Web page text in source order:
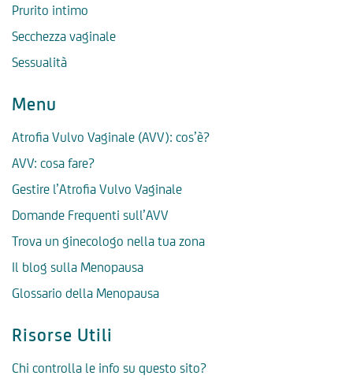
Prurito intimo
Secchezza vaginale
Sessualità
Menu
Atrofia Vulvo Vaginale (AVV): cos’è?
AVV: cosa fare?
Gestire l’Atrofia Vulvo Vaginale
Domande Frequenti sull’AVV
Trova un ginecologo nella tua zona
Il blog sulla Menopausa
Glossario della Menopausa
Risorse Utili
Chi controlla le info su questo sito?